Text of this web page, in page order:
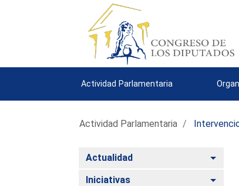
Actividad Parlamentaria
Actividad Parlamentaria
Actualidad
Iniciativas